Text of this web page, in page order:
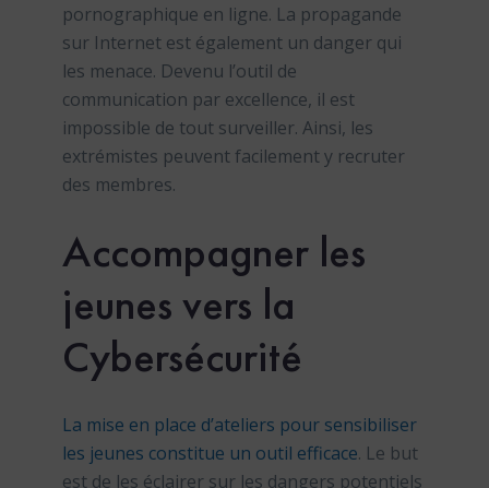
pornographique en ligne. La propagande
sur Internet est également un danger qui
les menace. Devenu l’outil de
communication par excellence, il est
impossible de tout surveiller. Ainsi, les
extrémistes peuvent facilement y recruter
des membres.
Accompagner les
jeunesvers la
Cybersécurité
La mise en place d’ateliers pour sensibiliser
les jeunes constitue un outil efficace. Le but
est de les éclairer sur les dangers potentiels